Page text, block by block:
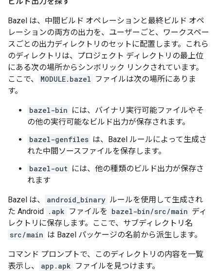
Bazel は、中間ビルド オペレーションと最終ビルド オペ
レーションの両方の出力を、ユーザーごと、ワークスペー
スごとの出力ディレクトリのセットに配置します。これら
のディレクトリは、プロジェクト ディレクトリの最上位
にある次の場所からシンボリック リンクされています。
ここで、
MODULE.bazel ファイルは次の場所にありま
す。
bazel-bin には、バイナリ実行可能ファイルやそ
の他の実行可能なビルド出力が保存されます。
bazel-genfiles は、Bazel ルールによって生成さ
れた中間ソースファイルを保存します。
bazel-out には、他の種類のビルド出力が保存さ
れます
Bazel は、 android_binary ルールを使用して生成され
た Android .apk ファイルを bazel-bin/src/main ディ
レクトリに保存します。ここで、サブディレクトリ名
src/main は Bazel パッケージの名前から派生します。
コマンド プロンプトで、このディレクトリの内容を一覧
表示し、
app.apk ファイルを見つけます。